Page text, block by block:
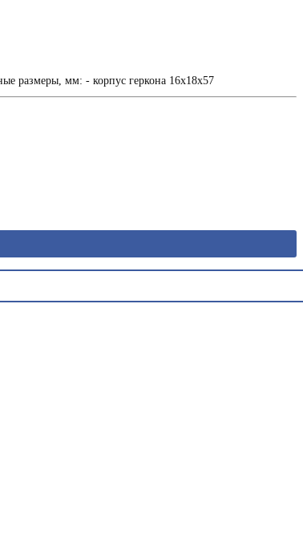
размеры, мм: - корпус геркона 16х18х57